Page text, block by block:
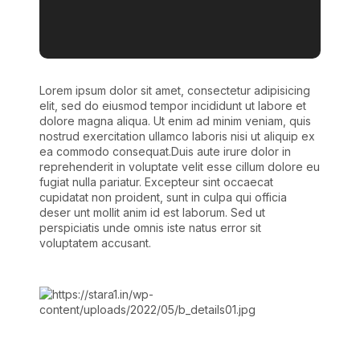
Lorem ipsum dolor sit amet, consectetur adipisicing
elit, sed do eiusmod tempor incididunt ut labore et
dolore magna aliqua. Ut enim ad minim veniam, quis
nostrud exercitation ullamco laboris nisi ut aliquip ex
ea commodo consequat.Duis aute irure dolor in
reprehenderit in voluptate velit esse cillum dolore eu
fugiat nulla pariatur. Excepteur sint occaecat
cupidatat non proident, sunt in culpa qui officia
deser unt mollit anim id est laborum. Sed ut
perspiciatis unde omnis iste natus error sit
voluptatem accusant.